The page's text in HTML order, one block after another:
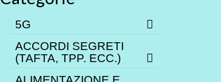
5G
ACCORDI SEGRETI
(TAFTA, TPP. ECC.)